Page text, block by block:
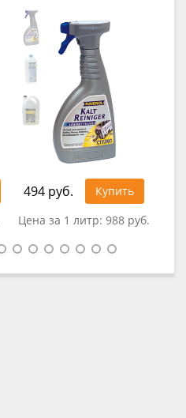
494 руб.
Купить
Цена за 1 литр: 988 руб.